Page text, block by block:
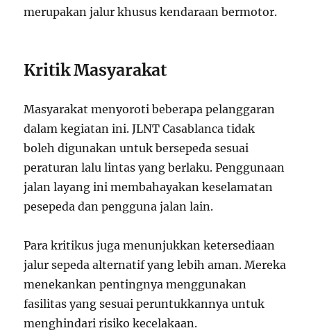
merupakan jalur khusus kendaraan bermotor.
Kritik Masyarakat
Masyarakat menyoroti beberapa pelanggaran
dalam kegiatan ini. JLNT Casablanca tidak
boleh digunakan untuk bersepeda sesuai
peraturan lalu lintas yang berlaku. Penggunaan
jalan layang ini membahayakan keselamatan
pesepeda dan pengguna jalan lain.
Para kritikus juga menunjukkan ketersediaan
jalur sepeda alternatif yang lebih aman. Mereka
menekankan pentingnya menggunakan
fasilitas yang sesuai peruntukkannya untuk
menghindari risiko kecelakaan.